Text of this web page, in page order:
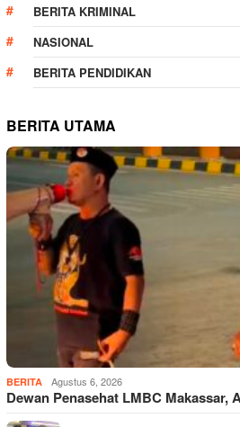
BERITA KRIMINAL
NASIONAL
BERITA PENDIDIKAN
BERITA UTAMA
BERITA Agustus 6, 2026
Dewan Penasehat LMBC Makassar,